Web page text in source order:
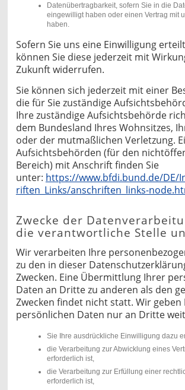
Datenübertragbarkeit, sofern Sie in die
eingewilligt haben oder einen Vertrag mit
haben.
Sofern Sie uns eine Einwilligung
können Sie diese jederzeit mit
Zukunft widerrufen.
Sie können sich jederzeit mit einer
die für Sie zuständige
Ihre zuständige Aufsichtsbehörde
dem Bundesland Ihres Wohnsitzes,
oder der mutmaßlichen Verletzung.
Aufsichtsbehörden (für den
Bereich) mit Anschrift finden Sie
unter: https://www.bfdi.bund.de/DE/
riften_Links/anschriften_links-
Zwecke der
die verantwortliche Stelle
Wir verarbeiten Ihre
zu den in dieser
Zwecken. Eine Übermittlung Ihrer
Daten an Dritte zu anderen als den
Zwecken findet nicht statt. Wir geben
persönlichen Daten nur an Dritte
Sie Ihre ausdrückliche Einwilligung dazu
die Verarbeitung zur Abwicklung eines
erforderlich ist,
die Verarbeitung zur Erfüllung einer
erforderlich ist,